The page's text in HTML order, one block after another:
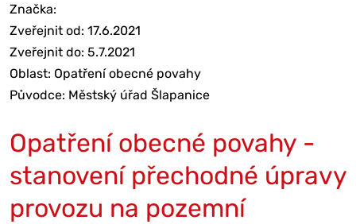
Značka:
Zveřejnit od: 17.6.2021
Zveřejnit do: 5.7.2021
Oblast: Opatření obecné povahy
Původce: Městský úřad Šlapanice
Opatření obecné povahy -
stanovení přechodné úpravy
provozu na pozemní